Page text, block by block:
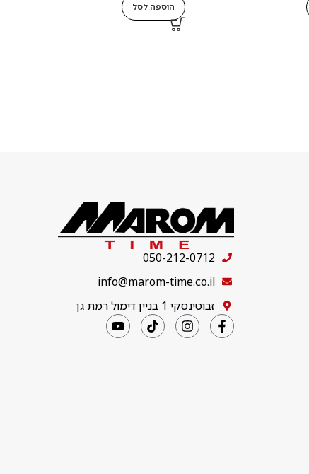
הוספה לסל
050-212-0712
info@marom-time.co.il
זבוטינסקי 1 בניין דימול רמת גן